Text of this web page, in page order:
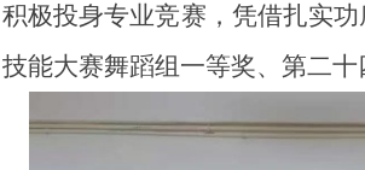
积极投身专业竞赛，凭借扎实
技能大赛舞蹈组一等奖、第二